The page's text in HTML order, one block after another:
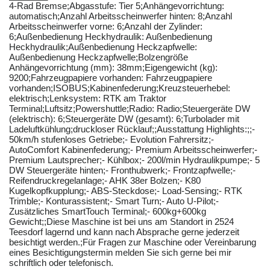
4-Rad Bremse;Abgasstufe: Tier 5;Anhängevorrichtung:
automatisch;Anzahl Arbeitsscheinwerfer hinten: 8;Anzahl
Arbeitsscheinwerfer vorne: 6;Anzahl der Zylinder:
6;Außenbedienung Heckhydraulik: Außenbedienung
Heckhydraulik;Außenbedienung Heckzapfwelle:
Außenbedienung Heckzapfwelle;Bolzengröße
Anhängevorrichtung (mm): 38mm;Eigengewicht (kg):
9200;Fahrzeugpapiere vorhanden: Fahrzeugpapiere
vorhanden;ISOBUS;Kabinenfederung;Kreuzsteuerhebel:
elektrisch;Lenksystem: RTK am Traktor
Terminal;Luftsitz;Powershuttle;Radio: Radio;Steuergeräte DW
(elektrisch): 6;Steuergeräte DW (gesamt): 6;Turbolader mit
Ladeluftkühlung;druckloser Rücklauf;;Ausstattung Highlights:;;-
50km/h stufenloses Getriebe;- Evolution Fahrersitz;-
AutoComfort Kabinenfederung;- Premium Arbeitsscheinwerfer;-
Premium Lautsprecher;- Kühlbox;- 200l/min Hydraulikpumpe;- 5
DW Steuergeräte hinten;- Fronthubwerk;- Frontzapfwelle;-
Reifendruckregelanlage;- AHK 38er Bolzen;- K80
Kugelkopfkupplung;- ABS-Steckdose;- Load-Sensing;- RTK
Trimble;- Konturassistent;- Smart Turn;- Auto U-Pilot;-
Zusätzliches SmartTouch Terminal;- 600kg+600kg
Gewicht;;Diese Maschine ist bei uns am Standort in 2524
Teesdorf lagernd und kann nach Absprache gerne jederzeit
besichtigt werden.;Für Fragen zur Maschine oder Vereinbarung
eines Besichtigungstermin melden Sie sich gerne bei mir
schriftlich oder telefonisch.